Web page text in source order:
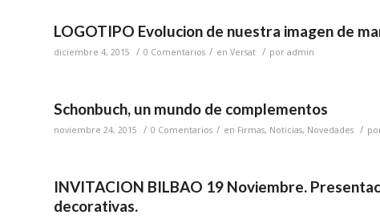
LOGOTIPO Evolucion de nuestra imagen de
diciembre 4, 2015 / 0 Comentarios / en Versat / por admin
Schonbuch, un mundo de complementos
noviembre 24, 2015 / 0 Comentarios / en Firmas, Noticias, Novedades /
INVITACION BILBAO 19 Noviembre.
decorativas.